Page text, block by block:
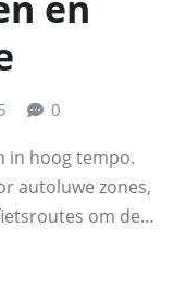
0
in hoog tempo.
autoluwe zones,
om de…